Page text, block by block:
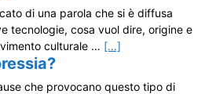
di una parola che si è diffusa
tecnologie, cosa vuol dire, origine e
culturale … […]
che provocano questo tipo di